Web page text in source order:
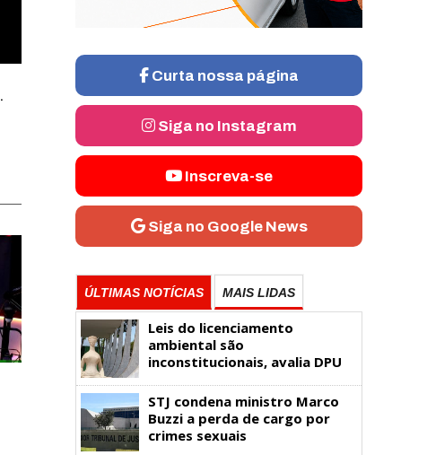
.
Curta nossa página
Siga no Instagram
Inscreva-se
Siga no Google News
ÚLTIMAS NOTÍCIAS MAIS LIDAS
Leis do licenciamento
ambiental são
inconstitucionais, avalia DPU
STJ condena ministro Marco
Buzzi a perda de cargo por
crimes sexuais